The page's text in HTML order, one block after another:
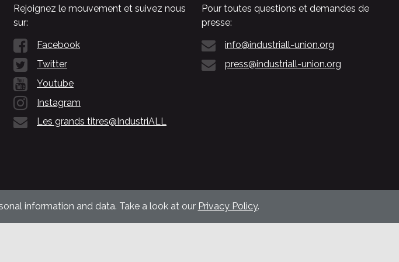
Rejoignez le mouvement et suivez nous
sur:
Facebook
Twitter
Youtube
Instagram
Les grands titres@IndustriALL
Pour toutes questions et demandes de
presse:
info@industriall-union.org
press@industriall-union.org
information and data. Take a look at our Privacy Policy.